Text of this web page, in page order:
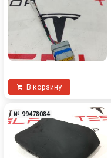
В корзину
№ 99478084